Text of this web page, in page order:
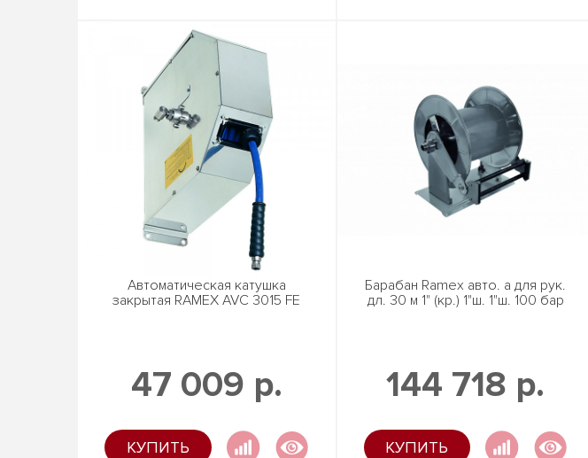
Автоматическая катушка
закрытая RAMEX AVC 3015 FE
47 009 р.
КУПИТЬ
Барабан Ramex авто. а для рук.
дл. 30 м 1" (кр.) 1"ш. 1"ш. 100 бар
144 718 р.
КУПИТЬ